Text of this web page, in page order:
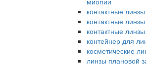
контактные
контактные
контактные
контейнер для
косметические
линзы плановой